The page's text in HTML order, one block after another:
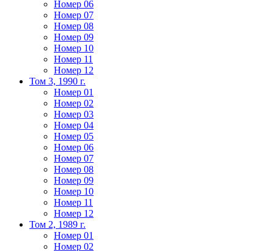
Номер 06
Номер 07
Номер 08
Номер 09
Номер 10
Номер 11
Номер 12
Том 3, 1990 г.
Номер 01
Номер 02
Номер 03
Номер 04
Номер 05
Номер 06
Номер 07
Номер 08
Номер 09
Номер 10
Номер 11
Номер 12
Том 2, 1989 г.
Номер 01
Номер 02